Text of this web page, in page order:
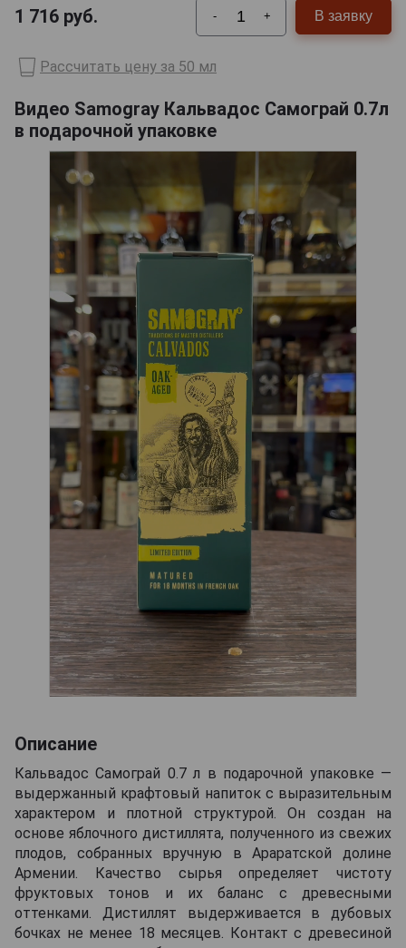
1 716 руб. - + В заявку
Рассчитать цену за 50 мл
Видео Samogray Кальвадос Самограй 0.7л
в подарочной упаковке
Описание
Кальвадос Самограй 0.7 л в подарочной упаковке —
выдержанный крафтовый напиток с выразительным
характером и плотной структурой. Он создан на
основе яблочного дистиллята, полученного из свежих
плодов, собранных вручную в Араратской долине
Армении. Качество сырья определяет чистоту
фруктовых тонов и их баланс с древесными
оттенками. Дистиллят выдерживается в дубовых
бочках не менее 18 месяцев. Контакт с древесиной